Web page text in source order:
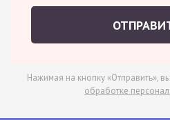
Нажимая на кнопку «Отправить»,
обработке